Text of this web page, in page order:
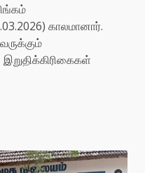
காலமானார்.